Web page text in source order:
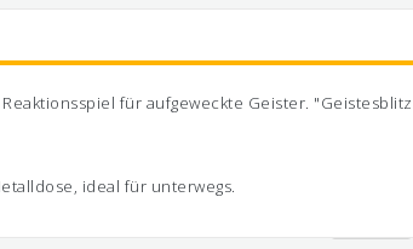
für aufgeweckte Geister.
ideal für unterwegs.